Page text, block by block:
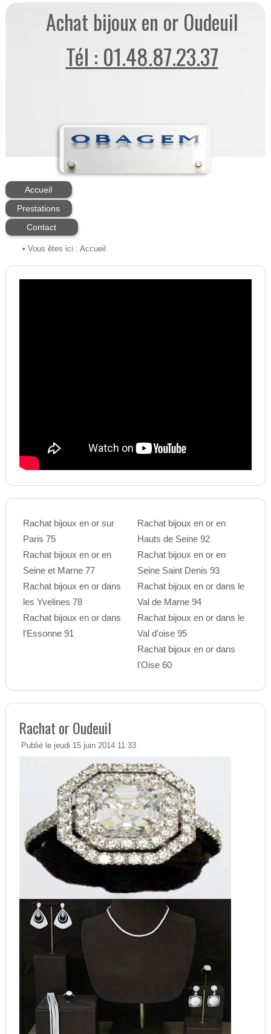
Achat bijoux en or Oudeuil
Tél : 01.48.87.23.37
Accueil
Prestations
Contact
• Vous êtes ici : Accueil
Rachat bijoux en or sur
Paris 75
Rachat bijoux en or en
Seine et Marne 77
Rachat bijoux en or dans
les Yvelines 78
Rachat bijoux en or dans
l'Essonne 91
Rachat bijoux en or en
Hauts de Seine 92
Rachat bijoux en or en
Seine Saint Denis 93
Rachat bijoux en or dans le
Val de Marne 94
Rachat bijoux en or dans le
Val d'oise 95
Rachat bijoux en or dans
l'Oise 60
Rachat or Oudeuil
Publié le jeudi 15 juin 2014 11:33